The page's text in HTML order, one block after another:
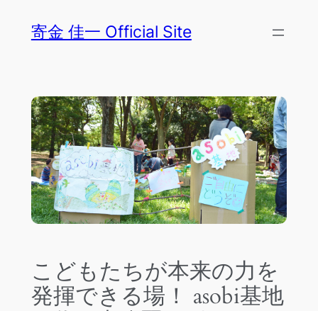
寄金 佳一 Official Site
こどもたちが本来の力を
発揮できる場！ asobi基地